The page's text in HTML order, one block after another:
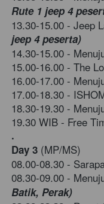
Rute 1 jeep 4
13.30-15.00 - Jeep
jeep 4 peserta)
14.30-15.00 -
15.00-16.00 - The
16.00-17.00 -
17.00-18.30 -
18.30-19.30 -
19.30 WIB - Free
.
Day 3 (MP/MS)
08.00-08.30 -
08.30-09.00 -
Batik, Perak)